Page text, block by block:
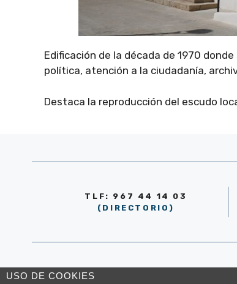
Edificación de la década de 1970
política, atención a la ciudadanía,
Destaca la reproducción del escudo
TLF: 967 44 14 03
(DIRECTORIO)
© AYUNTAMIENTO DE LA RODA 2026
USO DE COOKIES